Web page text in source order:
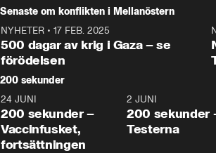
Senaste om konflikten i Mellanöstern
NYHETER • 17 FEB. 2025
500 dagar av krig i Gaza – se
förödelsen
200 sekunder
5:00
24 JUNI
200 sekunder –
Vaccinfusket,
fortsättningen
2 JUNI
200 sekunder
Testerna